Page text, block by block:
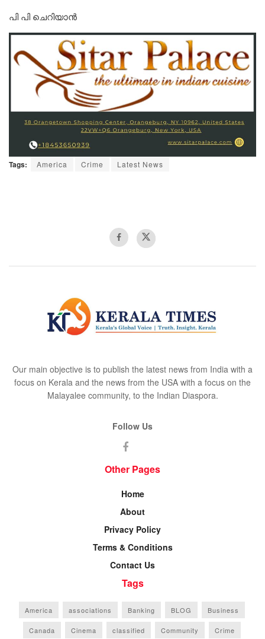
പി പി ചെറിയാൻ
Tags: America Crime Latest News
Our main objective is to publish the latest news from India with a
focus on Kerala and the news from the USA with a focus on the
Malayalee community, to the Indian Diaspora.
Follow Us
Other Pages
Home
About
Privacy Policy
Terms & Conditions
Contact Us
Tags
America associations Banking BLOG Business
Canada Cinema classified Community Crime